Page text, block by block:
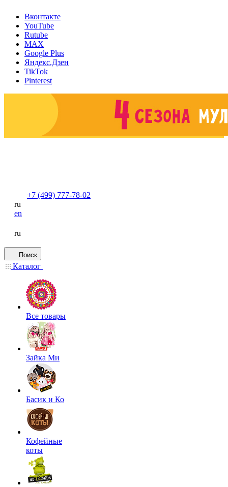
Вконтакте
YouTube
Rutube
MAX
Google Plus
Яндекс.Дзен
TikTok
Pinterest
+7 (499) 777-78-02
ru
en
ru
Поиск
Каталог
Все товары
Зайка Ми
Басик и Ко
Кофейные
коты